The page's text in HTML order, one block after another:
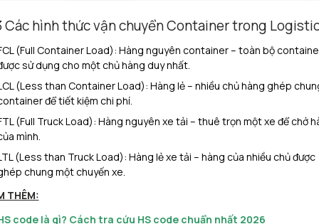
Các hình thức vận chuyển Container trong
(Full Container Load): Hàng nguyên container – toàn bộ
sử dụng cho một chủ hàng duy nhất.
(Less than Container Load): Hàng lẻ – nhiều chủ hàng ghép
để tiết kiệm chi phí.
(Full Truck Load): Hàng nguyên xe tải – thuê trọn một xe để chở
mình.
(Less than Truck Load): Hàng lẻ xe tải – hàng của nhiều chủ được
chung một chuyến xe.
THÊM:
code là gì? Cách tra cứu HS code chuẩn nhất 2026